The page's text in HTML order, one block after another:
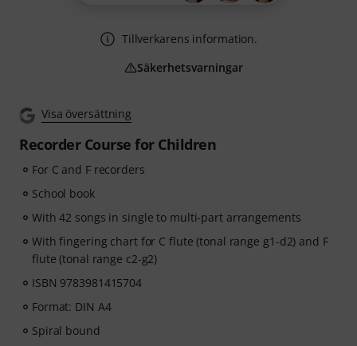
Visa översättning
Recorder Course for Children
For C and F recorders
School book
With 42 songs in single to multi-part arrangements
With fingering chart for C flute (tonal range g1-d2) and F
flute (tonal range c2-g2)
ISBN 9783981415704
Format: DIN A4
Spiral bound
Tillverkarens information.
Säkerhetsvarningar